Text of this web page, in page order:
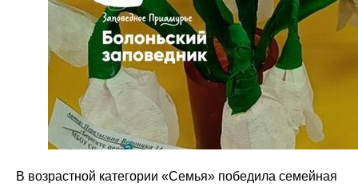
В возрастной категории «Семья» победила семейная